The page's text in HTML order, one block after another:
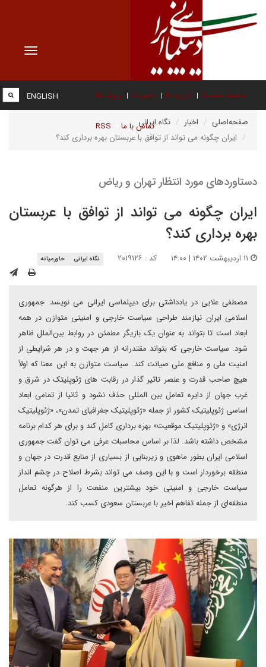
Toggle
صفحه نخست درباره ما عضویت پیوند ها
تماس با ما RSS
ENGLISH
صفحه‌اصلی اخبار
نگاه ایرانی
ایران چگونه می تواند از توافق با عربستان بهره برداری کند؟
دستاوردهای مورد انتظار تهران و ریاض
ایران چگونه می تواند از توافق با عربستان
بهره برداری کند؟
کد : ۲۰۱۹۱۲۶ نگاه ایرانی خاورمیانه
مصطفی علایی در یادداشتی برای دیپلماسی ایرانی می نویسد: جمهوری
اسلامی ایران نیازمند طراحی سیاست خارجی و امنیتی متوازن در همه
ابعاد است تا بتواند به عنوان یک بازیگر مطمئن در روابط بین‌الملل ظاهر
شود. سیاست خارجی که بتواند مقتدرانه از هر جهت و در هر شرایطی از
امنیت ملی و منافع ملی صیانت کند. سیاست متوازن به این معنا که اولاً
هیچ صاحب قدرت و عنصر تاثیر گذار در رقابت های ژئوپلیتک در شرق و
غرب جهان از دایره تعامل بین المللی حذف نشود و ثانیا از تمامی ابعاد
اساسی ژئوپلیتیک کشور از جمله «ژئوپلیتیک جغرافیای تمدن»، «ژئو‌پلیتیک
انرژی» و «ژئوپلیتیک موقعیت» بهره برداری کامل کند و برای هر کدام برنامه
مشخص داشته باشد. لذا بر اساس محاسبات عرفی می توان گفت جمهوری
اسلامی ایران بطور ماهوی و زیربنایی از بسیاری از منابع قدرت در جهان و
منطقه برخوردار است و با این وصف می تواند بشرط اصلاح در چشم انداز
سیاست خارجی و امنیتی خود بیشترین منفعت را از هرگونه تعامل
منطقه‌ای از جمله تفاهم اخیر با عربستان سعودی کسب کند.